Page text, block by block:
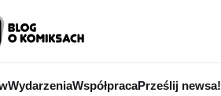
WydarzeniaWspółpracaPrześlij newsa!